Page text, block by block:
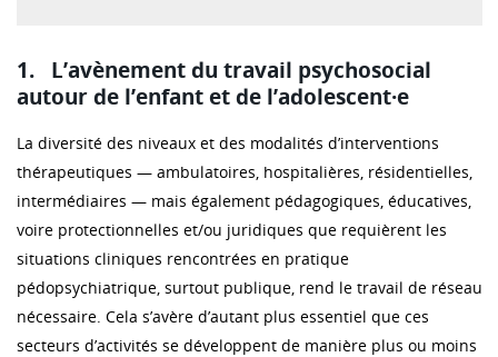
1. L’avènement du travail psychosocial
autour de l’enfant et de l’adolescent·e
La diversité des niveaux et des modalités d’interventions
thérapeutiques — ambulatoires, hospitalières, résidentielles,
intermédiaires — mais également pédagogiques, éducatives,
voire protectionnelles et/ou juridiques que requièrent les
situations cliniques rencontrées en pratique
pédopsychiatrique, surtout publique, rend le travail de réseau
nécessaire. Cela s’avère d’autant plus essentiel que ces
secteurs d’activités se développent de manière plus ou moins